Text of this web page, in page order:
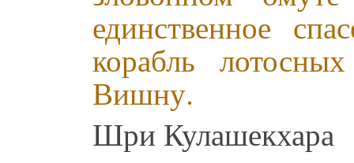
единственное
корабль
Вишну.
Шри Кулашекхара